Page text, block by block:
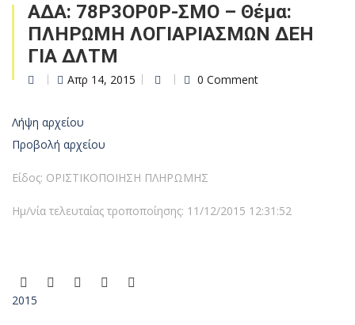
ΑΔΑ: 78Ρ3ΟΡ0Ρ-ΣΜΟ – Θέμα:
ΠΛΗΡΩΜΗ ΛΟΓΙΑΡΙΑΣΜΩΝ ΔΕΗ
ΓΙΑ ΔΛΤΜ
Απρ 14, 2015 0 Comment
Λήψη αρχείου
Προβολή αρχείου
Είδος: ΟΡΙΣΤΙΚΟΠΟΙΗΣΗ ΠΛΗΡΩΜΗΣ
Ημ/νία τελευταίας τροποποίησης: 11/12/2015 12:31:52
2015